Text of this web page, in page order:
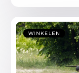
WINKELEN